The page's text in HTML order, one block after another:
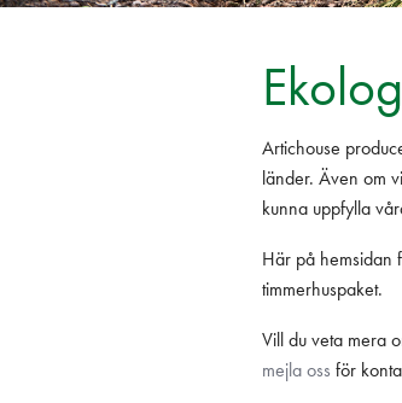
Artichouse
länder. Även om
kunna uppfylla
Här på hemsidan
timmerhuspaket.
Vill du veta mera
mejla oss för